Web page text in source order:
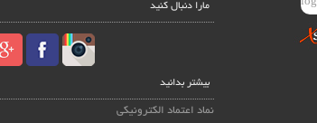
مارا دنبال کنید
بیشتر بدانید
نماد اعتماد الکترونیکی